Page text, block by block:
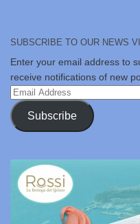
SUBSCRIBE TO OUR NEWS
Enter your email address to
receive notifications of new
Email
Address
Subscribe